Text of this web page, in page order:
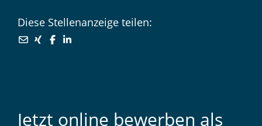
Diese Stellenanzeige teilen: